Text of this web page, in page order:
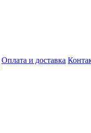
Оплата и доставка